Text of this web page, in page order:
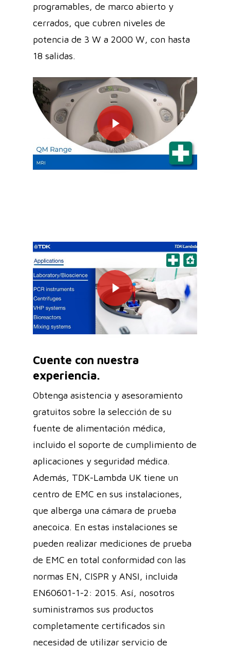
programables, de marco abierto y
cerrados, que cubren niveles de
potencia de 3 W a 2000 W, con hasta
18 salidas.
Play Video
Play Video
Cuente con nuestra
experiencia.
Obtenga asistencia y asesoramiento
gratuitos sobre la selección de su
fuente de alimentación médica,
incluido el soporte de cumplimiento de
aplicaciones y seguridad médica.
Además, TDK-Lambda UK tiene un
centro de EMC en sus instalaciones,
que alberga una cámara de prueba
anecoica. En estas instalaciones se
pueden realizar mediciones de prueba
de EMC en total conformidad con las
normas EN, CISPR y ANSI, incluida
EN60601-1-2: 2015. Así, nosotros
suministramos sus productos
completamente certificados sin
necesidad de utilizar servicio de